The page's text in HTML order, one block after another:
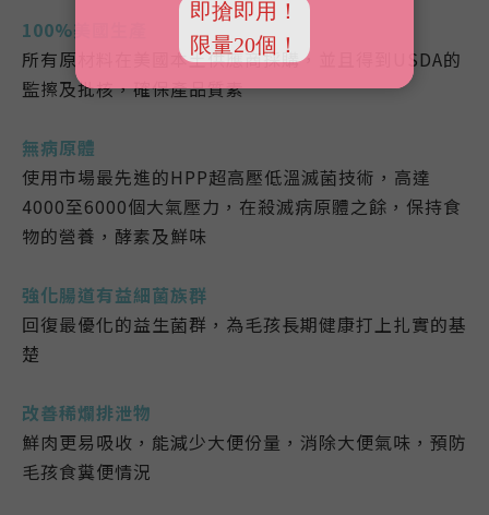
100%美國生產
所有原材料在美國本土供應商採購，
並且得到USDA的
監擦及批核，確保產品質素
無病原體
使用市場最先進的HPP超高壓低溫滅菌技術，高達
4000至6000個大氣壓力，在殺滅病原體之餘，保持食
物的營養，酵素及鮮味
強化腸道有益細菌族群
回復最優化的益生菌群，為毛孩長期健康打上扎實的基
楚
改善稀爛排泄物
鮮肉更易吸收，能減少大便份量，消除大便氣味，預防
毛孩食糞便情況